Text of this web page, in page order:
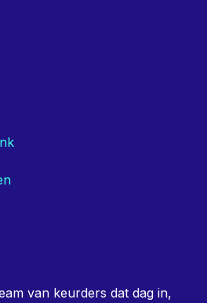
van keurders dat dag in,